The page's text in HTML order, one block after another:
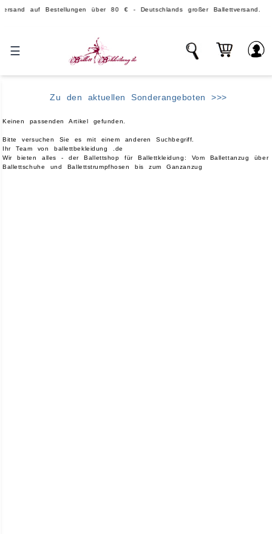
auf Bestellungen über 80 € - Deutschlands großer Ballettversand.
☰
Zu den aktuellen Sonderangeboten >>>
Keinen passenden Artikel gefunden.
Bitte versuchen Sie es mit einem anderen Suchbegriff.
Ihr Team von ballettbekleidung .de
Wir bieten alles - der Ballettshop für Ballettkleidung: Vom Ballettanzug über
Ballettschuhe und Ballettstrumpfhosen bis zum Ganzanzug